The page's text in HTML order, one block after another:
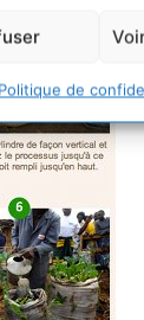
Politique de